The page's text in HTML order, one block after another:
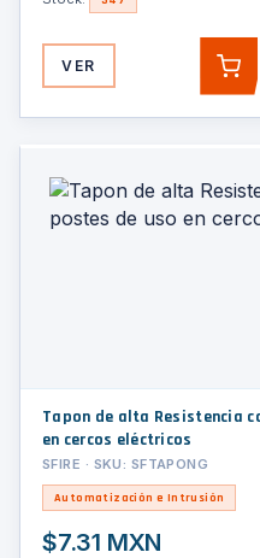
VER
Tapon de alta Resistencia
en cercos eléctricos
SFIRE · SKU: SFTAPONG
Automatización e Intrusión
$7.31 MXN